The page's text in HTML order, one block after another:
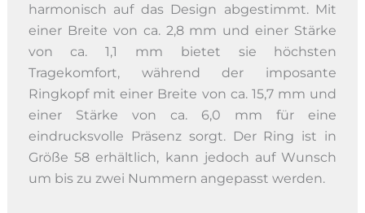
harmonisch auf das Design abgestimmt. Mit
einer Breite von ca. 2,8 mm und einer Stärke
von ca. 1,1 mm bietet sie höchsten
Tragekomfort, während der imposante
Ringkopf mit einer Breite von ca. 15,7 mm und
einer Stärke von ca. 6,0 mm für eine
eindrucksvolle Präsenz sorgt. Der Ring ist in
Größe 58 erhältlich, kann jedoch auf Wunsch
um bis zu zwei Nummern angepasst werden.